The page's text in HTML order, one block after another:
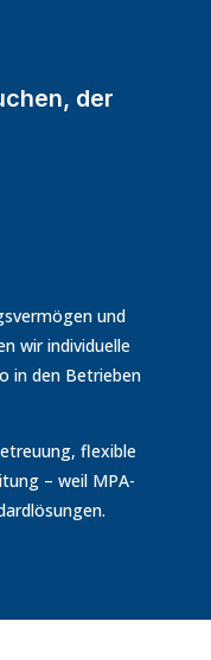
der
und
wir individuelle
in den Betrieben
flexible
– weil MPA-